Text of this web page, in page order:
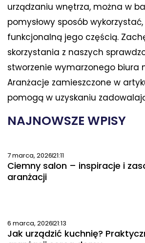
urządzaniu wnętrza, można w
pomysłowy sposób wykorzystać,
funkcjonalną jego częścią.
skorzystania z naszych
stworzenie wymarzonego biura
Aranżacje zamieszczone w
pomogą w uzyskaniu
NAJNOWSZE WPISY
7 marca, 202621:11
Ciemny salon – inspiracje i
aranżacji
6 marca, 202621:13
Jak urządzić kuchnię?